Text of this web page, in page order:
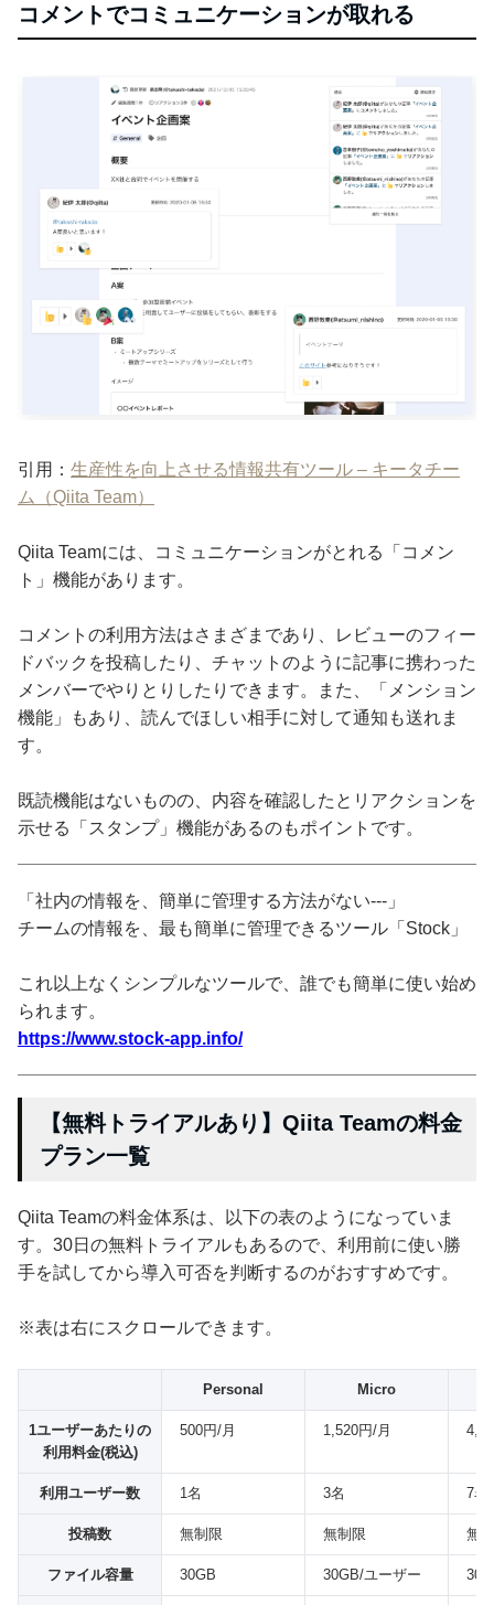
コメントでコミュニケーションが取れる
引用： 生産性を向上させる情報共有ツール – キータチー
ム（Qiita Team）
Qiita Teamには、コミュニケーションがとれる「コメン
ト」機能があります。
コメントの利用方法はさまざまであり、レビューのフィー
ドバックを投稿したり、チャットのように記事に携わった
メンバーでやりとりしたりできます。また、「メンション
機能」もあり、読んでほしい相手に対して通知も送れま
す。
既読機能はないものの、内容を確認したとリアクションを
示せる「スタンプ」機能があるのもポイントです。
「社内の情報を、簡単に管理する方法がない---」
チームの情報を、最も簡単に管理できるツール「Stock」
これ以上なくシンプルなツールで、誰でも簡単に使い始め
られます。
https://www.stock-app.info/
【無料トライアルあり】Qiita Teamの料金
プラン一覧
Qiita Teamの料金体系は、以下の表のようになっていま
す。30日の無料トライアルもあるので、利用前に使い勝
手を試してから導入可否を判断するのがおすすめです。
※表は右にスクロールできます。
Personal Micro
1ユーザーあたりの
利用料金(税込)
500円/月 1,520円/月
利用ユーザー数 1名 3名 7名
投稿数 無制限 無制限 無
ファイル容量 30GB 30GB/ユーザー